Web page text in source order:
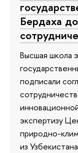
Бердаха
Высшая школа
подписали
экспертизу
природно-
из